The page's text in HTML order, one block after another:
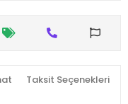
Taksit Seçenekleri